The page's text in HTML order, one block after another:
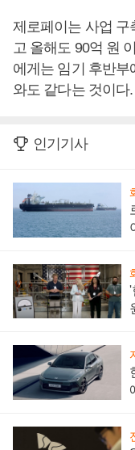
제로페이는 사업 구
고 올해도 90억 원
에게는 임기 후반부
와도 같다는 것이다
인기기사
'